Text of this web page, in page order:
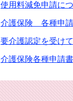
使用料減免申請に
介護保険 各種申
要介護認定を受け
介護保険各種申請